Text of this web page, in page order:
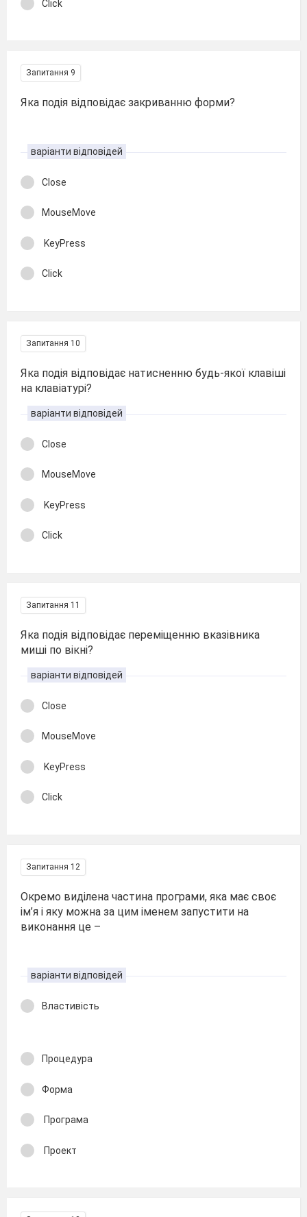
Click
Запитання 9
Яка подія відповідає закриванню форми?
варіанти відповідей
Close
MouseMove
KeyPress
Click
Запитання 10
Яка подія відповідає натисненню будь-якої клавіші
на клавіатурі?
варіанти відповідей
Close
MouseMove
KeyPress
Click
Запитання 11
Яка подія відповідає переміщенню вказівника
миші по вікні?
варіанти відповідей
Close
MouseMove
KeyPress
Click
Запитання 12
Окремо виділена частина програми, яка має своє
ім’я і яку можна за цим іменем запустити на
виконання це –
варіанти відповідей
Властивість
Процедура
Форма
Програма
Проект